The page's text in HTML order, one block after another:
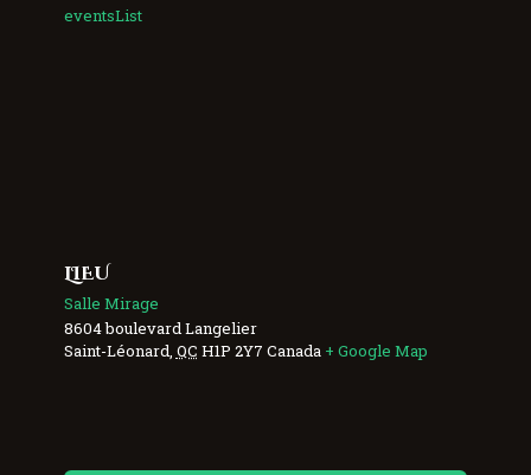
eventsList
LIEU
Salle Mirage
8604 boulevard Langelier
Saint-Léonard, QC H1P 2Y7 Canada + Google Map